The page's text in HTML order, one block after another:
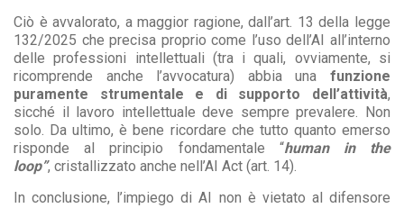
Ciò è avvalorato, a maggior ragione, dall’art. 13 della legge
132/2025 che precisa proprio come l’uso dell’AI all’interno
delle professioni intellettuali (tra i quali, ovviamente, si
ricomprende anche l’avvocatura) abbia una funzione
puramente strumentale e di supporto dell’attività,
sicché il lavoro intellettuale deve sempre prevalere. Non
solo. Da ultimo, è bene ricordare che tutto quanto emerso
risponde al principio fondamentale “human in the
loop”, cristallizzato anche nell’AI Act (art. 14).
In conclusione, l’impiego di AI non è vietato al difensore